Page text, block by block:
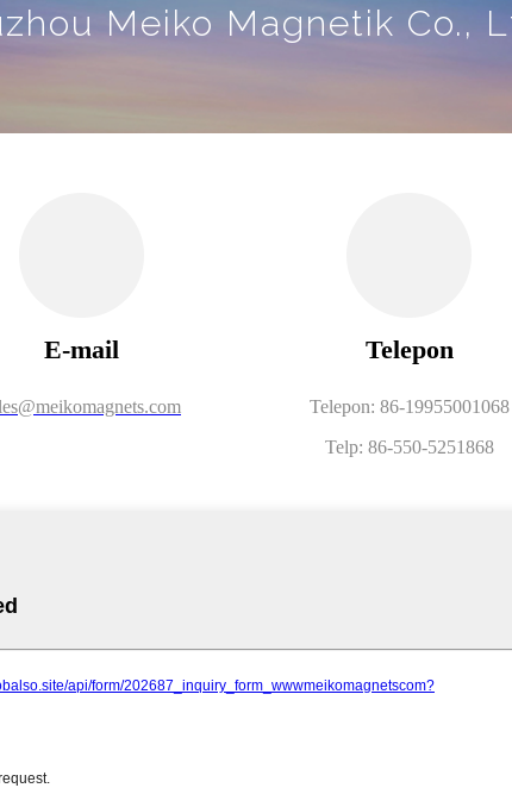
Meiko Magnetik Co.,
E-mail Telepon
Telepon: 86-19955001068
Telp: 86-550-5251868